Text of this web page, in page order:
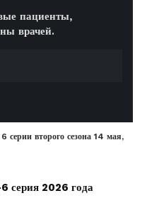
пациенты,
врачей.
серии второго сезона 14 мая,
серия 2026 года